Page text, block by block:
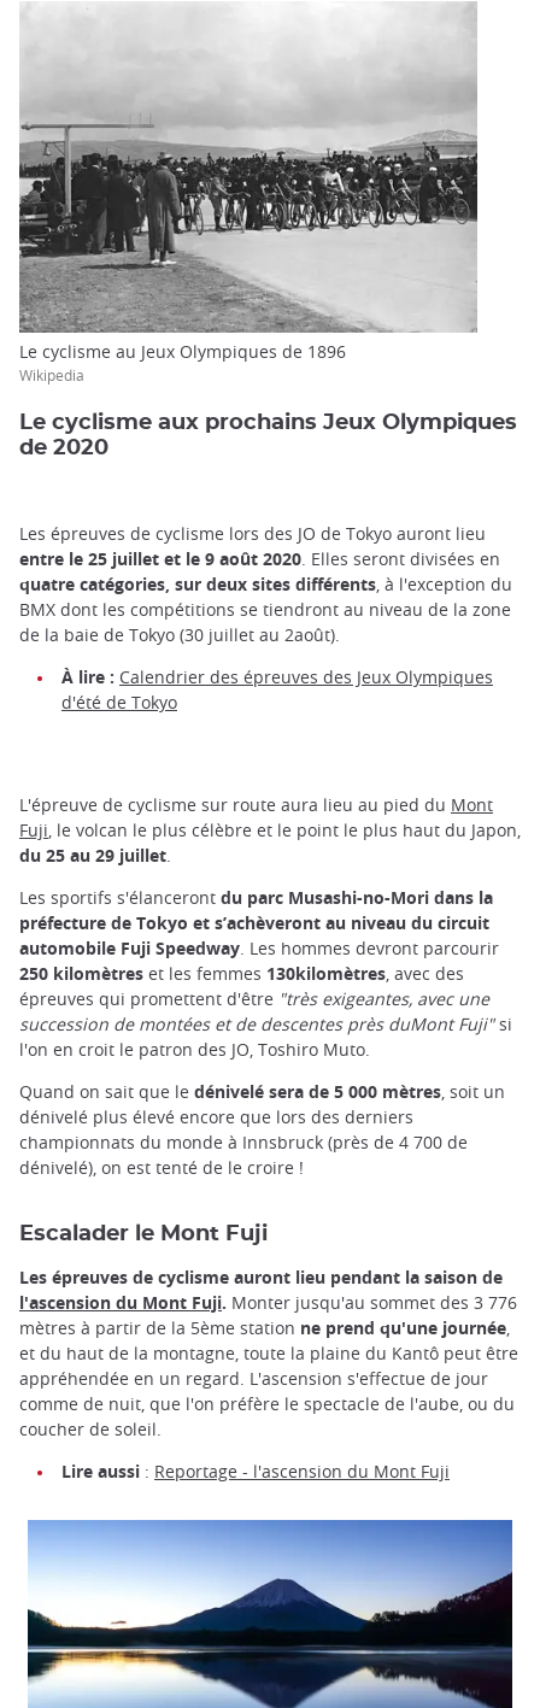
Le cyclisme au Jeux Olympiques de 1896
Wikipedia
Le cyclisme aux prochains Jeux Olympiques
de 2020
Les épreuves de cyclisme lors des JO de Tokyo auront lieu
entre le 25 juillet et le 9 août 2020. Elles seront divisées en
quatre catégories, sur deux sites différents, à l'exception du
BMX dont les compétitions se tiendront au niveau de la zone
de la baie de Tokyo (30 juillet au 2août).
À lire : Calendrier des épreuves des Jeux Olympiques
d'été de Tokyo
L'épreuve de cyclisme sur route aura lieu au pied du Mont
Fuji , le volcan le plus célèbre et le point le plus haut du Japon,
du 25 au 29 juillet
Les sportifs s'élanceront du parc Musashi-no-Mori dans la
préfecture de Tokyo et s’achèveront au niveau du circuit
automobile Fuji Speedway. Les hommes devront parcourir
250 kilomètres et les femmes 130kilomètres, avec des
épreuves qui promettent d'être "très exigeantes, avec une
succession de montées et de descentes près duMont Fuji"si
l'on en croit le patron des JO, Toshiro Muto.
Quand on sait que le dénivelé sera de 5 000 mètres, soit un
dénivelé plus élevé encore que lors des derniers
championnats du monde à Innsbruck (près de 4 700 de
dénivelé), on est tenté de le croire !
Escalader le Mont Fuji
Les épreuves de cyclisme auront lieu pendant la saison de
l'ascension du Mont Fuji. Monter jusqu'au sommet des 3 776
mètres à partir de la 5ème station ne prend qu'une journée,
et du haut de la montagne, toute la plaine du Kantô peut être
appréhendée en un regard. L'ascension s'effectue de jour
comme de nuit, que l'on préfère le spectacle de l'aube, ou du
coucher de soleil.
Lire aussi : Reportage - l'ascension du Mont Fuji